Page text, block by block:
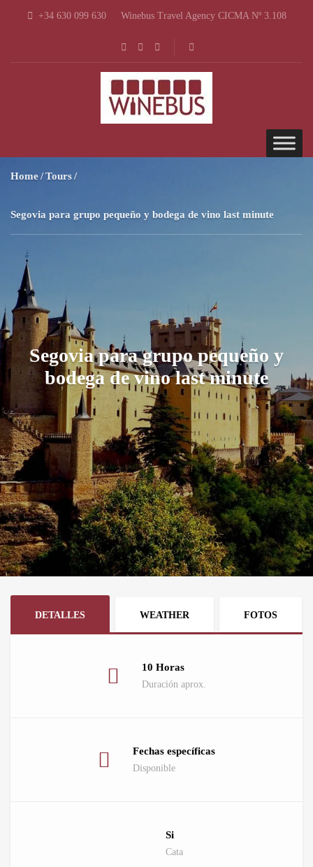
+34 630 099 630 Winebus Travel Agency CICMA Nº 3.108
Home Tours
Segovia para grupo pequeño y bodega de vino last minute
Segovia para grupo pequeño y
bodega de vino last minute
DETALLES WEATHER FOTOS
10 Horas
Duración aprox.
Fechas específicas
Disponible
Si
Cata